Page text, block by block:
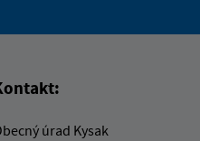
úrad Kysak